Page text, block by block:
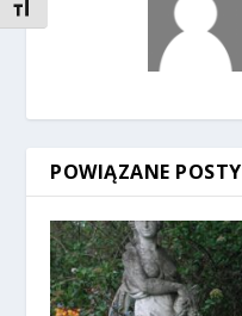
TOGGLE FONT SIZE
POWIĄZANE POSTY